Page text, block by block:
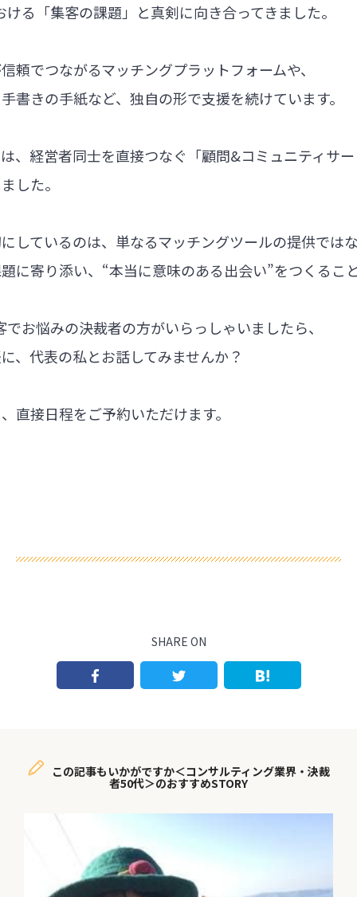
る「集客の課題」と真剣に向き合ってきました。
頼でつながるマッチングプラットフォームや、
書きの手紙など、独自の形で支援を続けています。
、経営者同士を直接つなぐ「顧問&コミュニティサ
した。
しているのは、単なるマッチングツールの提供では
に寄り添い、“本当に意味のある出会い”をつくるこ
お悩みの決裁者の方がいらっしゃいましたら、
、代表の私とお話してみませんか？
直接日程をご予約いただけます。
SHARE ON
この記事もいかがですか＜コンサルティング業界・決裁
者50代＞のおすすめSTORY